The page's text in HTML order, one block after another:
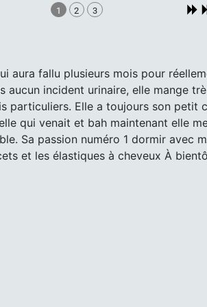
1 2 3
aura fallu plusieurs mois pour
aucun incident urinaire, elle mange
Elle a toujours son petit
qui venait et bah maintenant elle
Sa passion numéro 1 dormir avec
et les élastiques à cheveux À